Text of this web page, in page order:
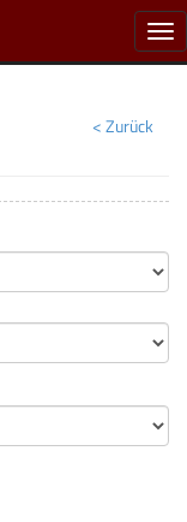
< Zurück